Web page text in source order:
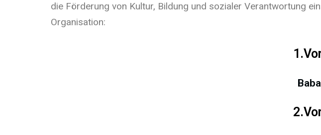
die Förderung von Kultur, Bildung und sozialer Verantwortung
Organisation: